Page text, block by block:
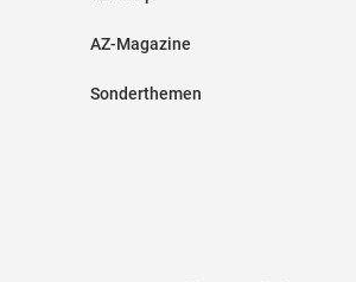
AZ-Magazine
Sonderthemen